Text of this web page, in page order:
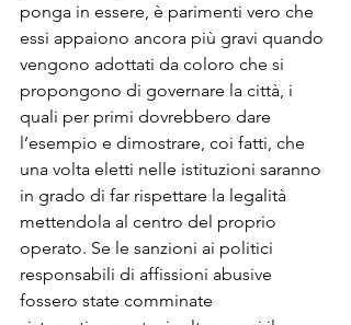
ponga in essere, è parimenti vero che
essi appaiono ancora più gravi quando
vengono adottati da coloro che si
propongono di governare la città, i
quali per primi dovrebbero dare
l’esempio e dimostrare, coi fatti, che
una volta eletti nelle istituzioni saranno
in grado di far rispettare la legalità
mettendola al centro del proprio
operato. Se le sanzioni ai politici
responsabili di affissioni abusive
fossero state comminate